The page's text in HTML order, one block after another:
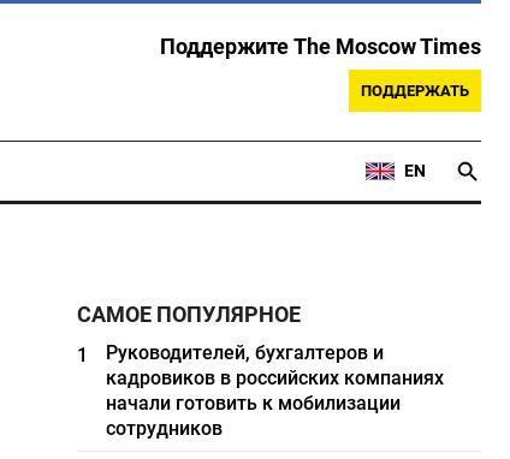
Поддержите The Moscow Times
ПОДДЕРЖАТЬ
EN
САМОЕ ПОПУЛЯРНОЕ
1
Руководителей, бухгалтеров и
кадровиков в российских компаниях
начали готовить к мобилизации
сотрудников